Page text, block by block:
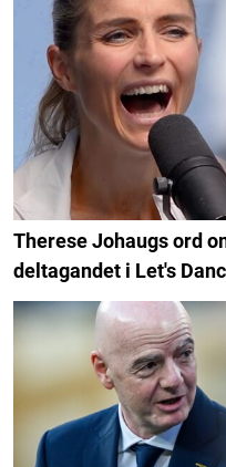
Therese Johaugs ord
deltagandet i Let's